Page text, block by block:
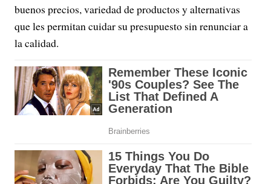
buenos precios, variedad de productos y alternativas
que les permitan cuidar su presupuesto sin renunciar a
la calidad.